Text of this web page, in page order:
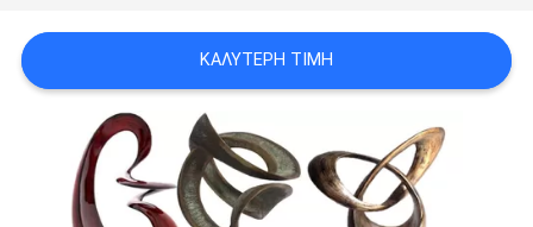
ΜΙΑ
ΠΡΟΣΦΟΡΆ
SITEMAP
ΚΑΛΎΤΕΡΗ ΤΙΜΉ